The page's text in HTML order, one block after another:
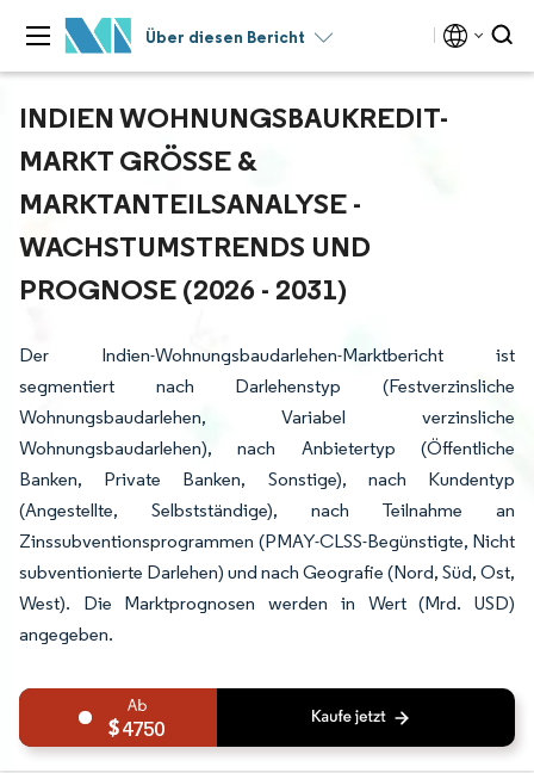
Über diesen Bericht
INDIEN WOHNUNGSBAUKREDIT-
MARKT GRÖSSE & M
ARKTANTEILSANALYSE - W
ACHSTUMSTRENDS UND P
ROGNOSE (2026 - 2031)
Der Indien-Wohnungsbaudarlehen-Marktbericht ist
segmentiert nach Darlehenstyp (Festverzinsliche
Wohnungsbaudarlehen, Variabel verzinsliche
Wohnungsbaudarlehen), nach Anbietertyp (Öffentliche
Banken, Private Banken, Sonstige), nach Kundentyp
(Angestellte, Selbstständige), nach Teilnahme an
Zinssubventionsprogrammen (PMAY-CLSS-Begünstigte, Nicht
subventionierte Darlehen) und nach Geografie (Nord, Süd, Ost,
West). Die Marktprognosen werden in Wert (Mrd. USD)
angegeben.
4750